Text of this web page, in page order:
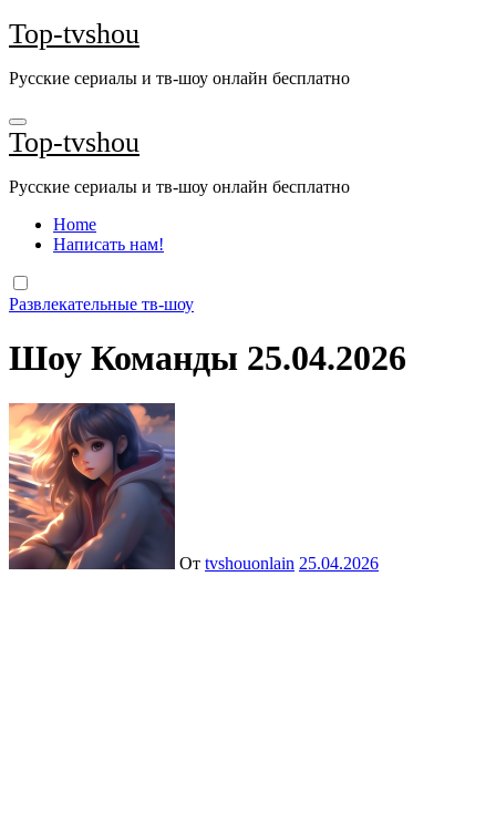
Перейти
к
Top-tvshou
Русские сериалы и тв-шоу онлайн бесплатно
Top-tvshou
Русские сериалы и тв-шоу онлайн бесплатно
Home
Написать нам!
Развлекательные тв-шоу
Шоу Команды 25.04.2026
От tvshouonlain 25.04.2026